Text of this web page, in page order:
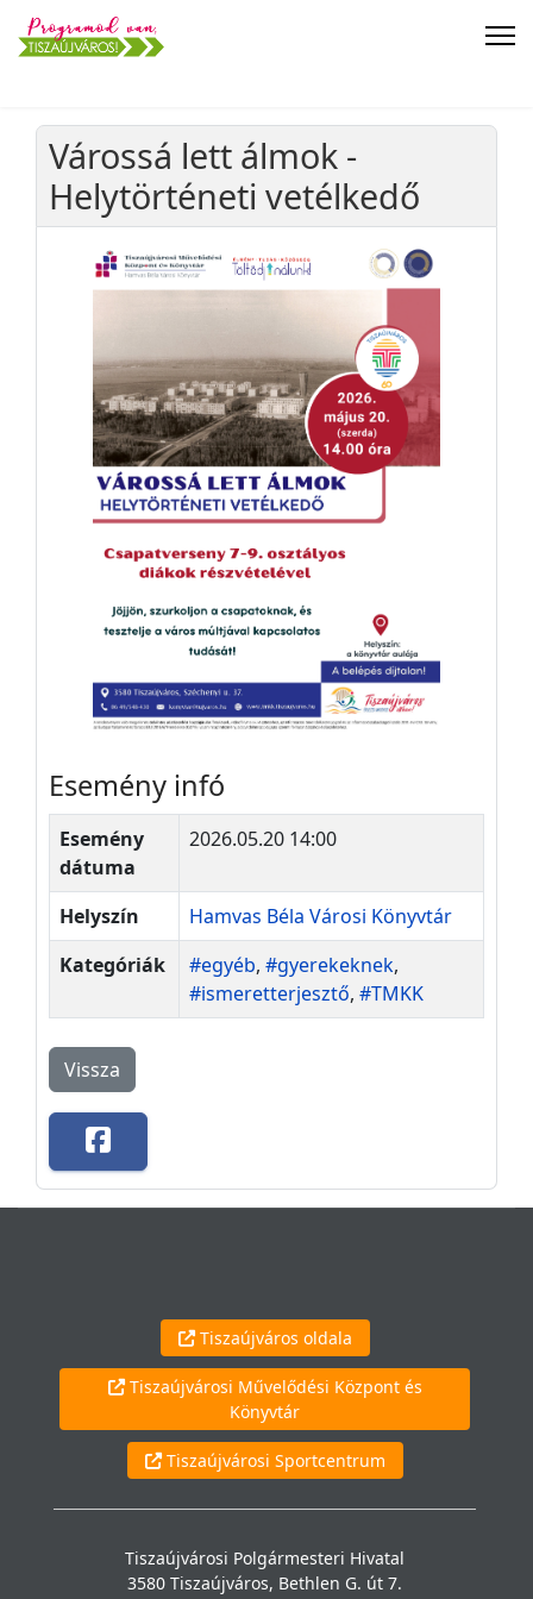
Várossá lett álmok -
Helytörténeti vetélkedő
Esemény infó
Esemény
dátuma
2026.05.20 14:00
Helyszín
Hamvas Béla Városi Könyvtár
Kategóriák
#egyéb, #gyerekeknek,
#ismeretterjesztő, #TMKK
Vissza
Tiszaújváros oldala
Tiszaújvárosi Művelődési Központ és
Könyvtár
Tiszaújvárosi Sportcentrum
Tiszaújvárosi Polgármesteri Hivatal
3580 Tiszaújváros, Bethlen G. út 7.